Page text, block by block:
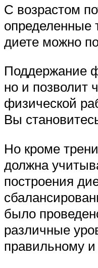
С возрастом
определенные
диете можно
Поддержание
но и позволит
физической
Вы
Но кроме
должна
построения
было
различные
правильному